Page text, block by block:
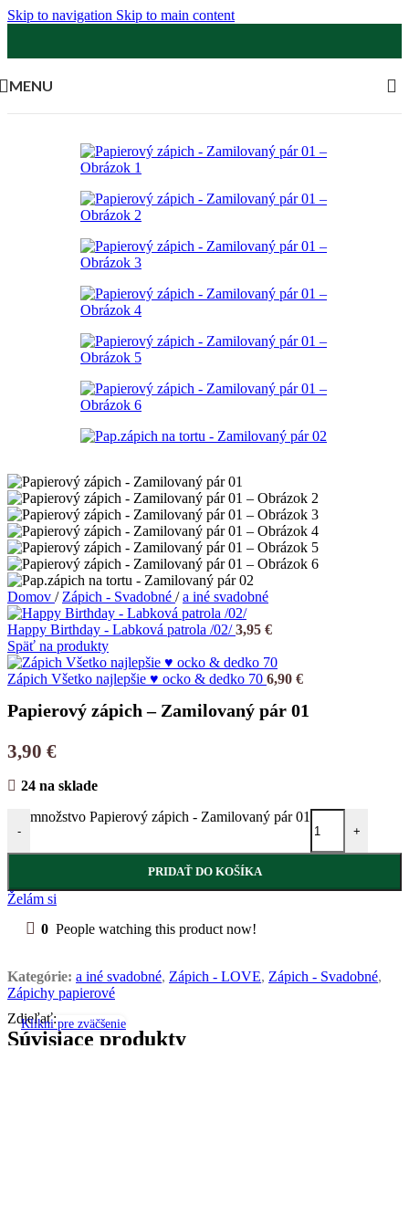
Skip to navigation Skip to main content
MENU
Klikni pre zväčšenie
Domov / Zápich - Svadobné / a iné svadobné
Happy Birthday - Labková patrola /02/3,95 €
Späť na produkty
Zápich Všetko najlepšie ♥ ocko & dedko 70 6,90 €
Papierový zápich – Zamilovaný pár 01
3,90 €
24 na sklade
-
množstvo Papierový zápich - Zamilovaný pár 01
+
PRIDAŤ DO KOŠÍKA
Želám si
0 People watching this product now!
Kategórie: a iné svadobné, Zápich - LOVE, Zápich - Svadobné,
Zápichy papierové
Zdieľať:
Súvisiace produkty